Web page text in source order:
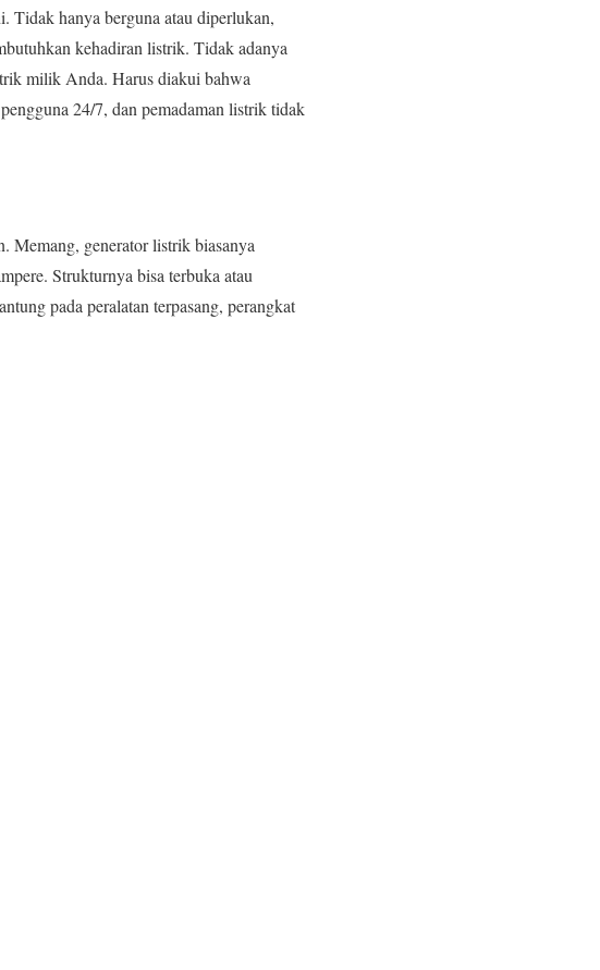
Tidak hanya berguna atau diperlukan,
kehadiran listrik. Tidak adanya
milik Anda. Harus diakui bahwa
24/7, dan pemadaman listrik tidak
Memang, generator listrik biasanya
Strukturnya bisa terbuka atau
pada peralatan terpasang, perangkat